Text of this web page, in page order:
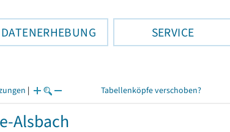
DATENERHEBUNG SERVICE
| Tabellenköpfe verschoben?
Alsbach